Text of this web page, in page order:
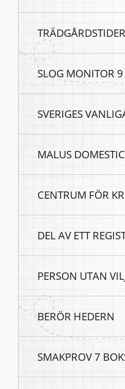
TRÄDGÅRDSTIDER
SLOG MONITOR 9
SVERIGES
MALUS
CENTRUM FÖR
DEL AV ETT
PERSON UTAN
BERÖR HEDERN
SMAKPROV 7